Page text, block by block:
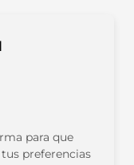
para que
preferencias